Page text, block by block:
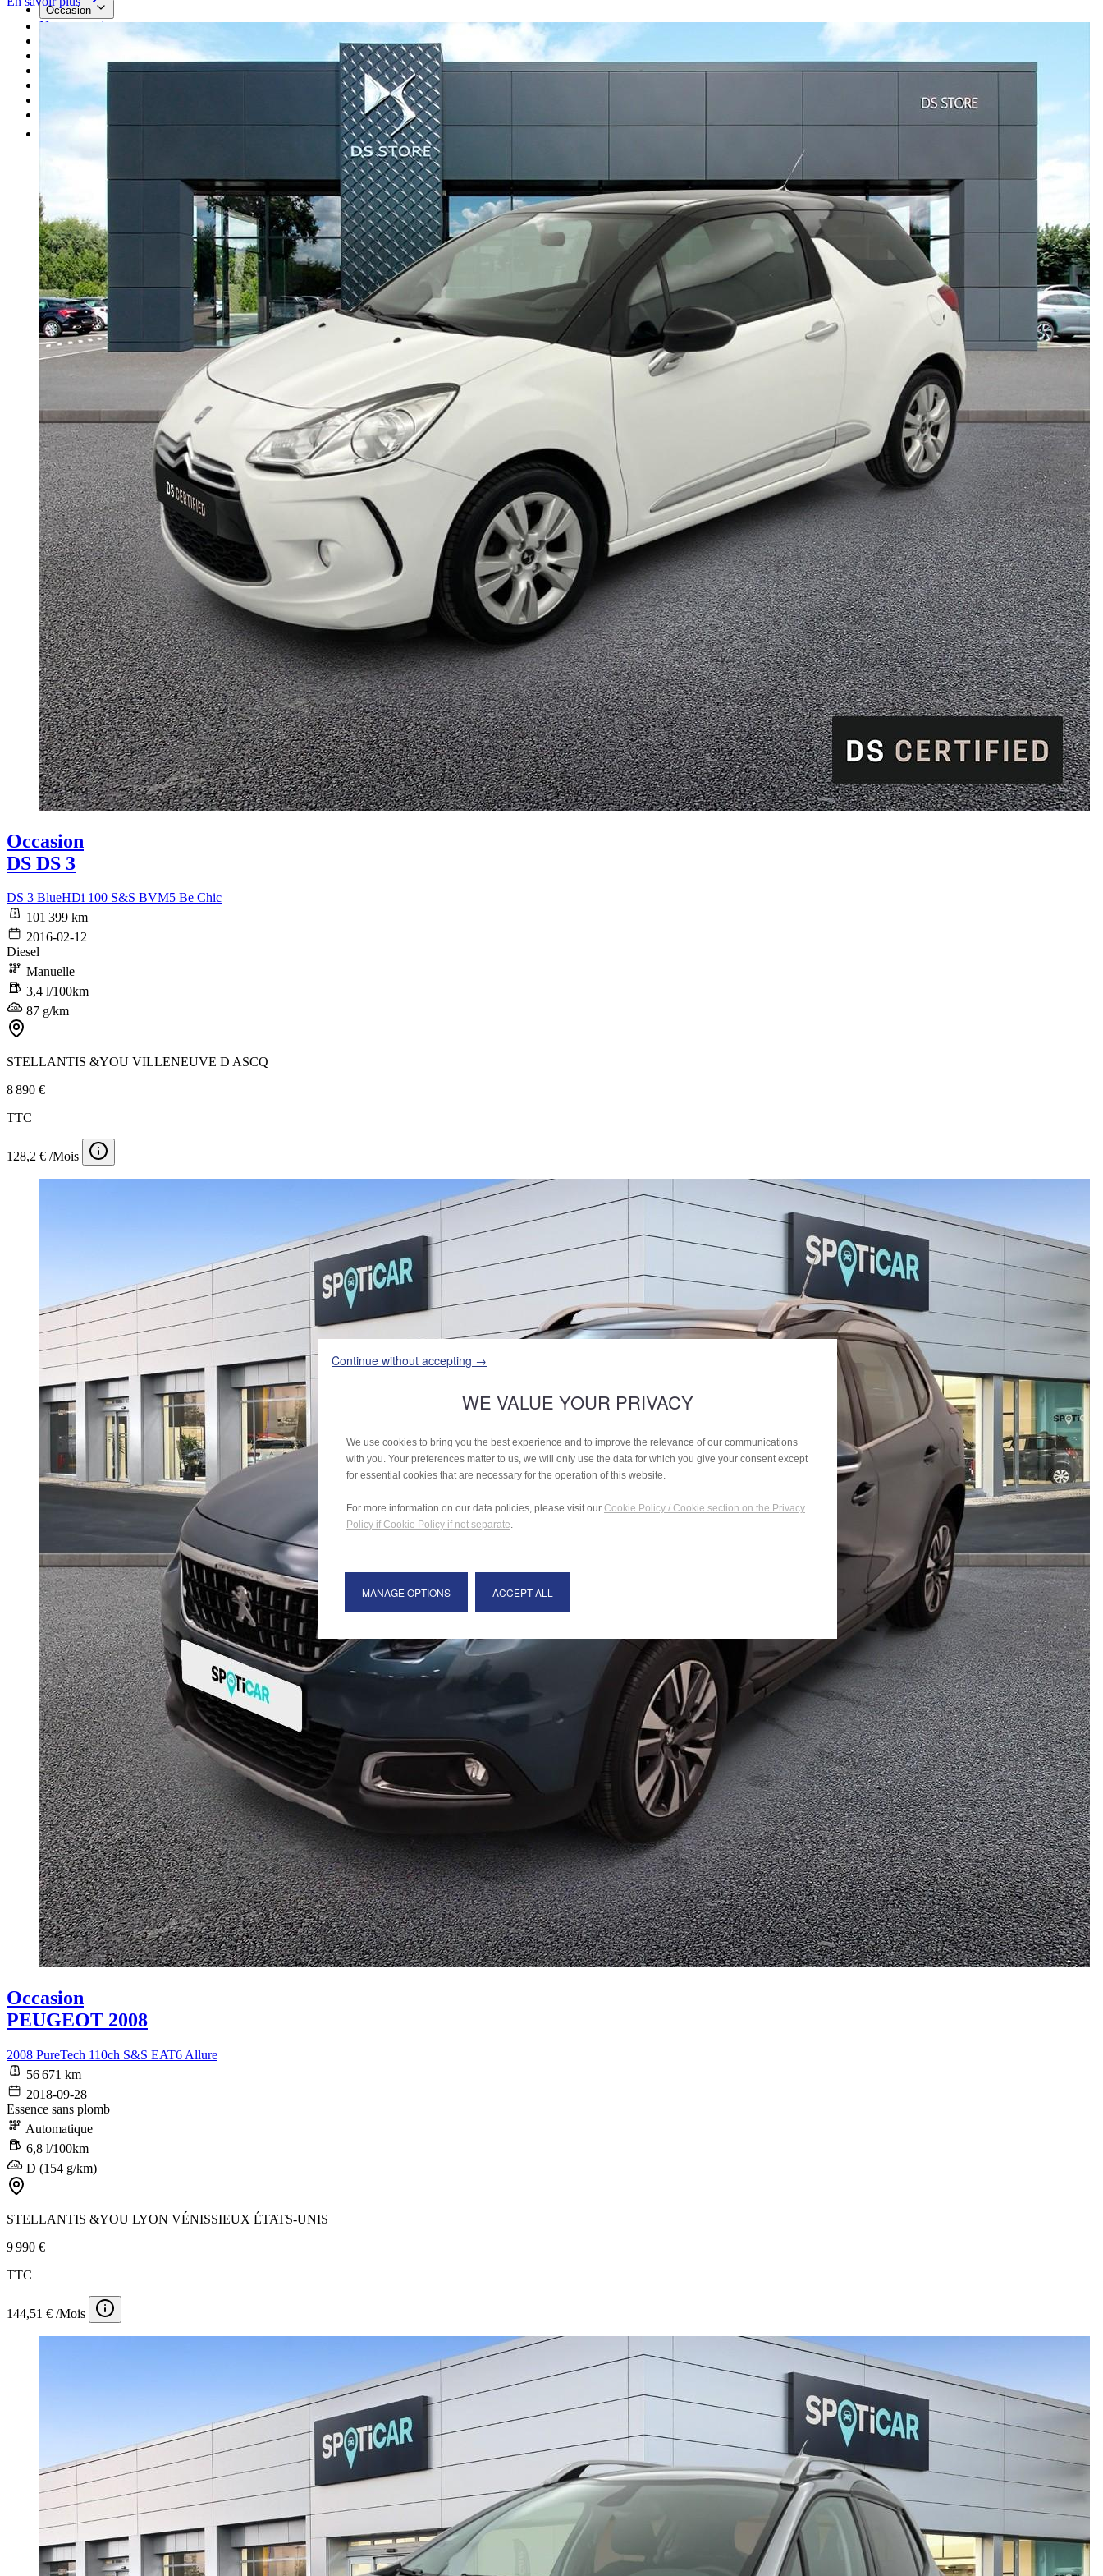
Occasion
Nos promotions
Entretien
Reprise
Nous rejoindre
Occasion
DS DS 3
DS 3 BlueHDi 100 S&S BVM5 Be Chic
101 399 km
2016-02-12
Diesel
Manuelle
3,4 l/100km
87 g/km
STELLANTIS &YOU VILLENEUVE D ASCQ
8 890 €
TTC
128,2 € /Mois
Occasion
PEUGEOT 2008
2008 PureTech 110ch S&S EAT6 Allure
56 671 km
2018-09-28
Essence sans plomb
Automatique
6,8 l/100km
D (154 g/km)
STELLANTIS &YOU LYON VÉNISSIEUX ÉTATS-UNIS
9 990 €
TTC
144,51 € /Mois
Continue without accepting →
WE VALUE YOUR PRIVACY
We use cookies to bring you the best experience and to improve the relevance of our communications
with you. Your preferences matter to us, we will only use the data for which you give your consent except
for essential cookies that are necessary for the operation of this website.
For more information on our data policies, please visit our Cookie Policy / Cookie section on the Privacy
Policy if Cookie Policy if not separate.
MANAGE OPTIONS ACCEPT ALL